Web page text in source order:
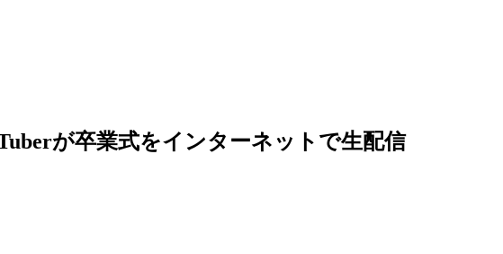
が卒業式をインターネットで生配信